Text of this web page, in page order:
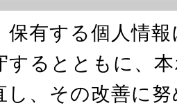
する個人情報
するとともに、
、その改善に努